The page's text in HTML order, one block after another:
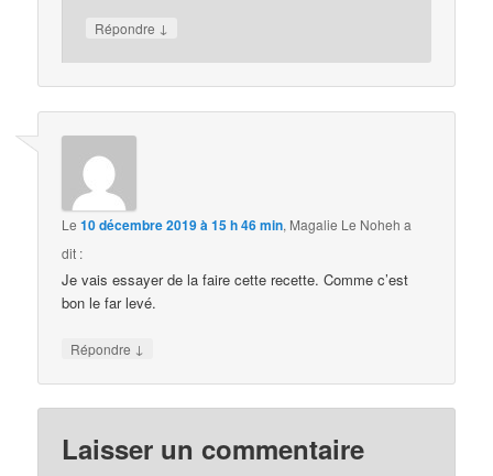
Répondre ↓
Le10 décembre 2019 à 15 h 46 min, Magalie Le Noheh a
dit :
Je vais essayer de la faire cette recette. Comme c’est
bon le far levé.
Répondre ↓
Laisser un commentaire